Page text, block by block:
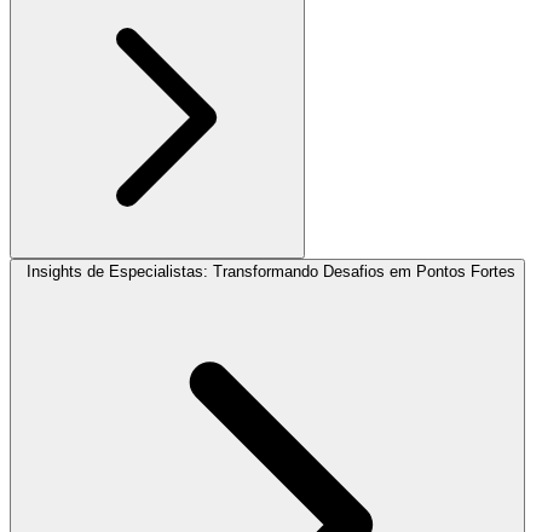
Insights de Especialistas: Transformando Desafios em Pontos Fortes